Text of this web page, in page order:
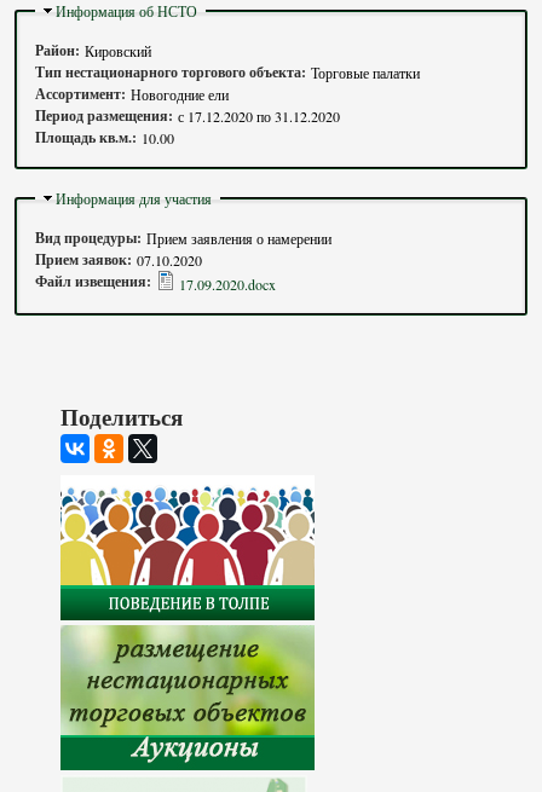
Скрыть
Информация об НСТО
Район: Кировский
Тип нестационарного торгового объекта: Торговые палатки
Ассортимент: Новогодние ели
Период размещения: с 17.12.2020по31.12.2020
Площадь кв.м.: 10.00
Скрыть
Информация для участия
Вид процедуры: Прием заявления о намерении
Прием заявок: 07.10.2020
Файл извещения: 17.09.2020.docx
Поделиться